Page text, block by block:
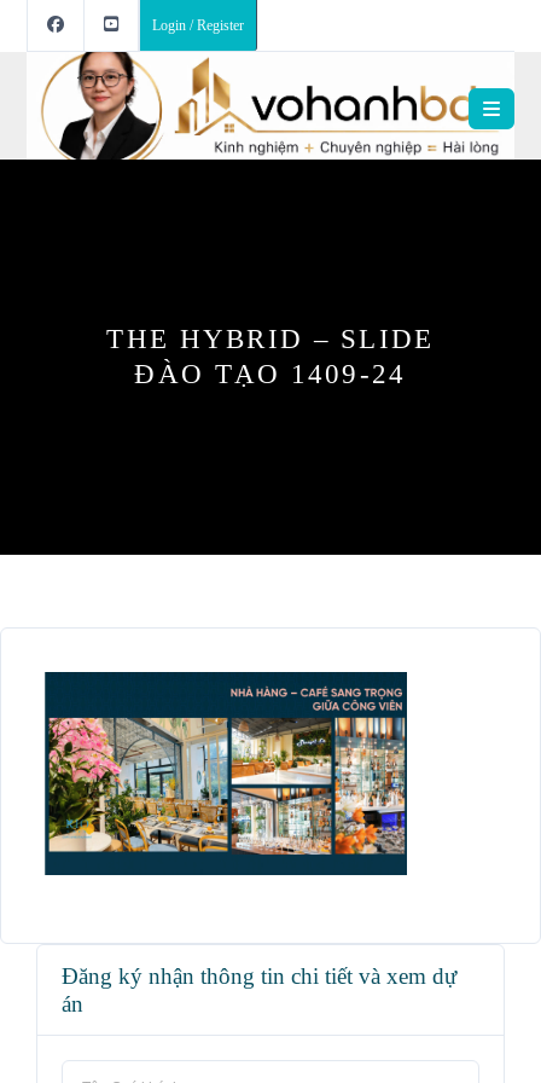
Login / Register
THE HYBRID – SLIDE
ĐÀO TẠO 1409-24
Đăng ký nhận thông tin chi tiết và xem dự
án